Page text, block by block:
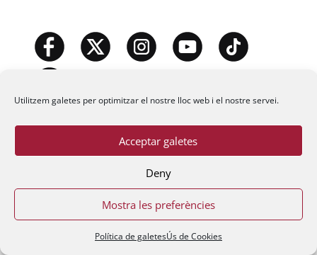
Utilitzem galetes per optimitzar el nostre lloc web i el nostre servei.
Acceptar galetes
Deny
Mostra les preferències
Política de galetesÚs de Cookies